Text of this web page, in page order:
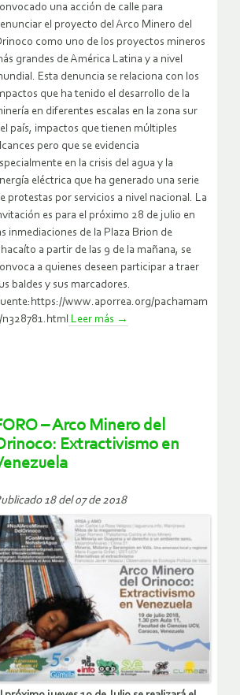
una acción de calle para
el proyecto del Arco Minero del
como uno de los proyectos mineros
grandes de América Latina y a nivel
Esta denuncia se relaciona con los
que ha tenido el desarrollo de la
en diferentes escalas en la zona sur
país, impactos que tienen múltiples
pero que se evidencia
en la crisis del agua y la
eléctrica que ha generado una serie
protestas por servicios a nivel nacional. La
es para el próximo 28 de julio en
inmediaciones de la Plaza Brion de
a partir de las 9 de la mañana, se
a quienes deseen participar a traer
baldes y sus marcadores.
www.aporrea.org/pachamam
n328781.html Leer más →
– Arco Minero del
Extractivismo en
18 del 07 de 2018